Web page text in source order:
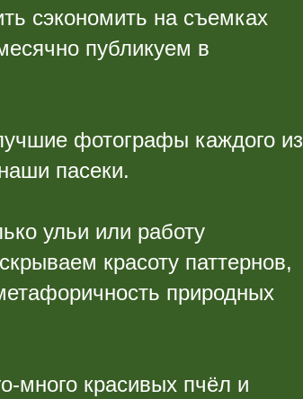
сэкономить на съемках
публикуем в
фотографы каждого из
пасеки.
ульи или работу
красоту паттернов,
природных
много красивых пчёл и